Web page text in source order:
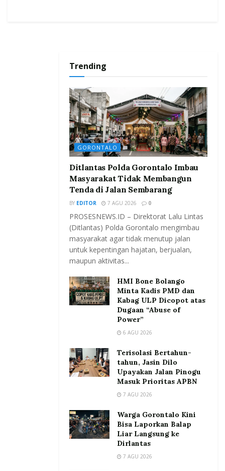
Trending
GORONTALO
Ditlantas Polda Gorontalo Imbau
Masyarakat Tidak Membangun
Tenda di Jalan Sembarang
BY EDITOR 7 AGU 2026 0
PROSESNEWS.ID – Direktorat Lalu Lintas
(Ditlantas) Polda Gorontalo mengimbau
masyarakat agar tidak menutup jalan
untuk kepentingan hajatan, berjualan,
maupun aktivitas...
HMI Bone Bolango
Minta Kadis PMD dan
Kabag ULP Dicopot atas
Dugaan “Abuse of
Power”
6 AGU 2026
Terisolasi Bertahun-
tahun, Jasin Dilo
Upayakan Jalan Pinogu
Masuk Prioritas APBN
7 AGU 2026
Warga Gorontalo Kini
Bisa Laporkan Balap
Liar Langsung ke
Dirlantas
7 AGU 2026